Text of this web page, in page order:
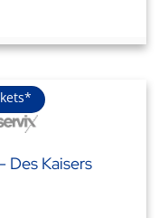
Des Kaisers